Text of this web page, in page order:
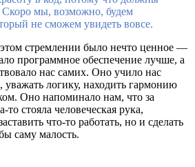
Скоро мы, возможно, будем
не сможем увидеть вовсе.
стремлении было нечто ценное —
программное обеспечение лучше, а
нас самих. Оно учило нас
уважать логику, находить гармонию
Оно напоминало нам, что за
стояла человеческая рука,
что-то работать, но и сделать
саму малость.